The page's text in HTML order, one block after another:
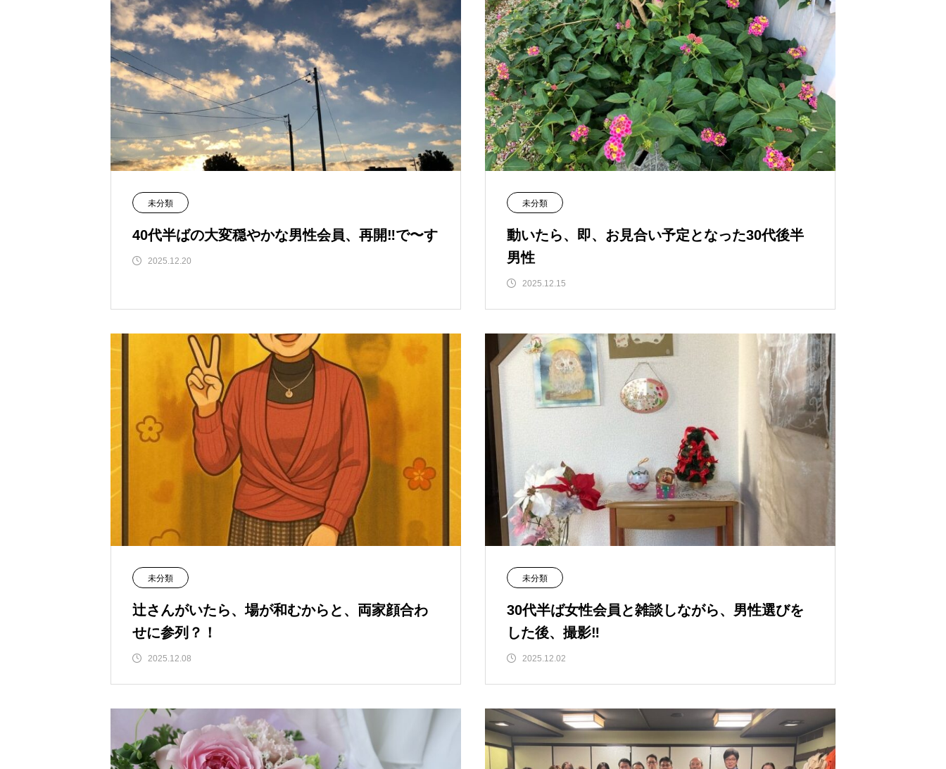
未分類
40代半ばの大変穏やかな男性会員、再開‼️で〜す
2025.12.20
未分類
動いたら、即、お見合い予定となった30代後半
男性
2025.12.15
未分類
辻さんがいたら、場が和むからと、両家顔合わ
せに参列？！
2025.12.08
未分類
30代半ば女性会員と雑談しながら、男性選びを
した後、撮影‼️
2025.12.02